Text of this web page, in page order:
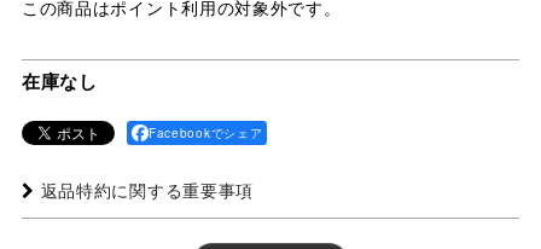
この商品はポイント利用の対象外です。
在庫なし
Facebookでシェア
返品特約に関する重要事項